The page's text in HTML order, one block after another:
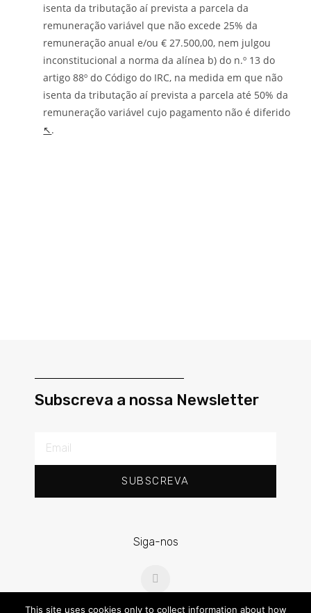
isenta da tributação aí prevista a parcela da
remuneração variável que não excede 25% da
remuneração anual e/ou € 27.500,00, nem julgou
inconstitucional a norma da alínea b) do n.º 13 do
artigo 88º do Código do IRC, na medida em que não
isenta da tributação aí prevista a parcela até 50% da
remuneração variável cujo pagamento não é diferido
↖.
Subscreva a nossa Newsletter
SUBSCREVA
Siga-nos
This site uses cookies only to collect information about how